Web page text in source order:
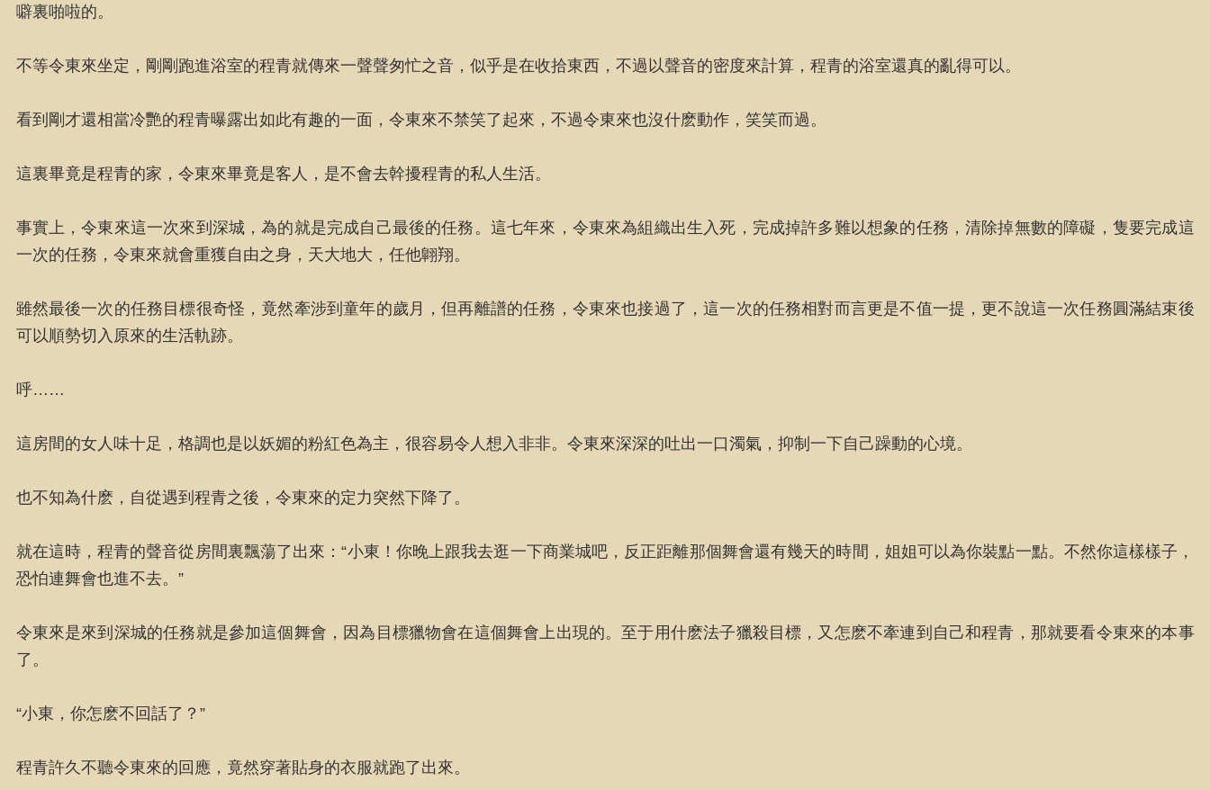
噼裏啪啦的。
不等令東來坐定，剛剛跑進浴室的程青就傳來一聲聲匆忙之音，似乎是在收拾東西，不過以聲音的密度來計算，程青的浴室還真的亂得可以。
看到剛才還相當冷艷的程青曝露出如此有趣的一面，令東來不禁笑了起來，不過令東來也沒什麽動作，笑笑而過。
這裏畢竟是程青的家，令東來畢竟是客人，是不會去幹擾程青的私人生活。
事實上，令東來這一次來到深城，為的就是完成自己最後的任務。這七年來，令東來為組織出生入死，完成掉許多難以想象的任務，清除掉無數的障礙，隻要完成這
一次的任務，令東來就會重獲自由之身，天大地大，任他翺翔。
雖然最後一次的任務目標很奇怪，竟然牽涉到童年的歲月，但再離譜的任務，令東來也接過了，這一次的任務相對而言更是不值一提，更不說這一次任務圓滿結束後
可以順勢切入原來的生活軌跡。
呼……
這房間的女人味十足，格調也是以妖媚的粉紅色為主，很容易令人想入非非。令東來深深的吐出一口濁氣，抑制一下自己躁動的心境。
也不知為什麽，自從遇到程青之後，令東來的定力突然下降了。
就在這時，程青的聲音從房間裏飄蕩了出來：“小東！你晚上跟我去逛一下商業城吧，反正距離那個舞會還有幾天的時間，姐姐可以為你裝點一點。不然你這樣樣子，
恐怕連舞會也進不去。”
令東來是來到深城的任務就是參加這個舞會，因為目標獵物會在這個舞會上出現的。至于用什麽法子獵殺目標，又怎麽不牽連到自己和程青，那就要看令東來的本事
了。
“小東，你怎麽不回話了？”
程青許久不聽令東來的回應，竟然穿著貼身的衣服就跑了出來。